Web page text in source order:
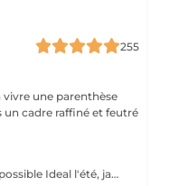
255
vivre une parenthèse
Sans prise de rendez-vous, c'est aussi possible Ideal l'été, jambes lourdes, femmes enceinte et drainage lymphatique